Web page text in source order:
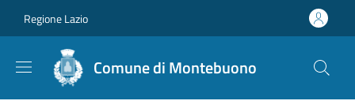
Regione Lazio
Comune di Montebuono